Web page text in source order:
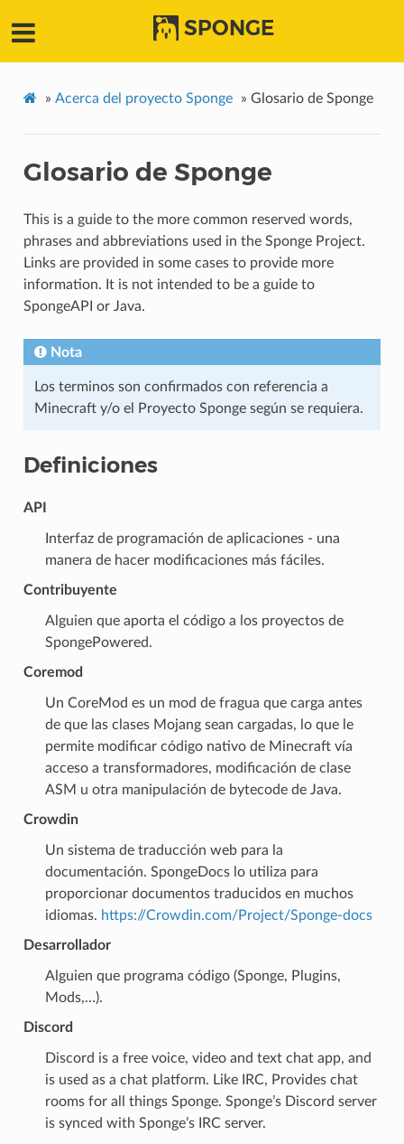
SPONGE
» Acerca del proyecto Sponge » Glosario de Sponge
Glosario de Sponge
This is a guide to the more common reserved words,
phrases and abbreviations used in the Sponge Project.
Links are provided in some cases to provide more
information. It is not intended to be a guide to
SpongeAPI or Java.
Nota
Los terminos son confirmados con referencia a
Minecraft y/o el Proyecto Sponge según se requiera.
Definiciones
API
Interfaz de programación de aplicaciones - una
manera de hacer modificaciones más fáciles.
Contribuyente
Alguien que aporta el código a los proyectos de
SpongePowered.
Coremod
Un CoreMod es un mod de fragua que carga antes
de que las clases Mojang sean cargadas, lo que le
permite modificar código nativo de Minecraft vía
acceso a transformadores, modificación de clase
ASM u otra manipulación de bytecode de Java.
Crowdin
Un sistema de traducción web para la
documentación. SpongeDocs lo utiliza para
proporcionar documentos traducidos en muchos
idiomas. https://Crowdin.com/Project/Sponge-docs
Desarrollador
Alguien que programa código (Sponge, Plugins,
Mods,…).
Discord
Discord is a free voice, video and text chat app, and
is used as a chat platform. Like IRC, Provides chat
rooms for all things Sponge. Sponge’s Discord server
is synced with Sponge’s IRC server.